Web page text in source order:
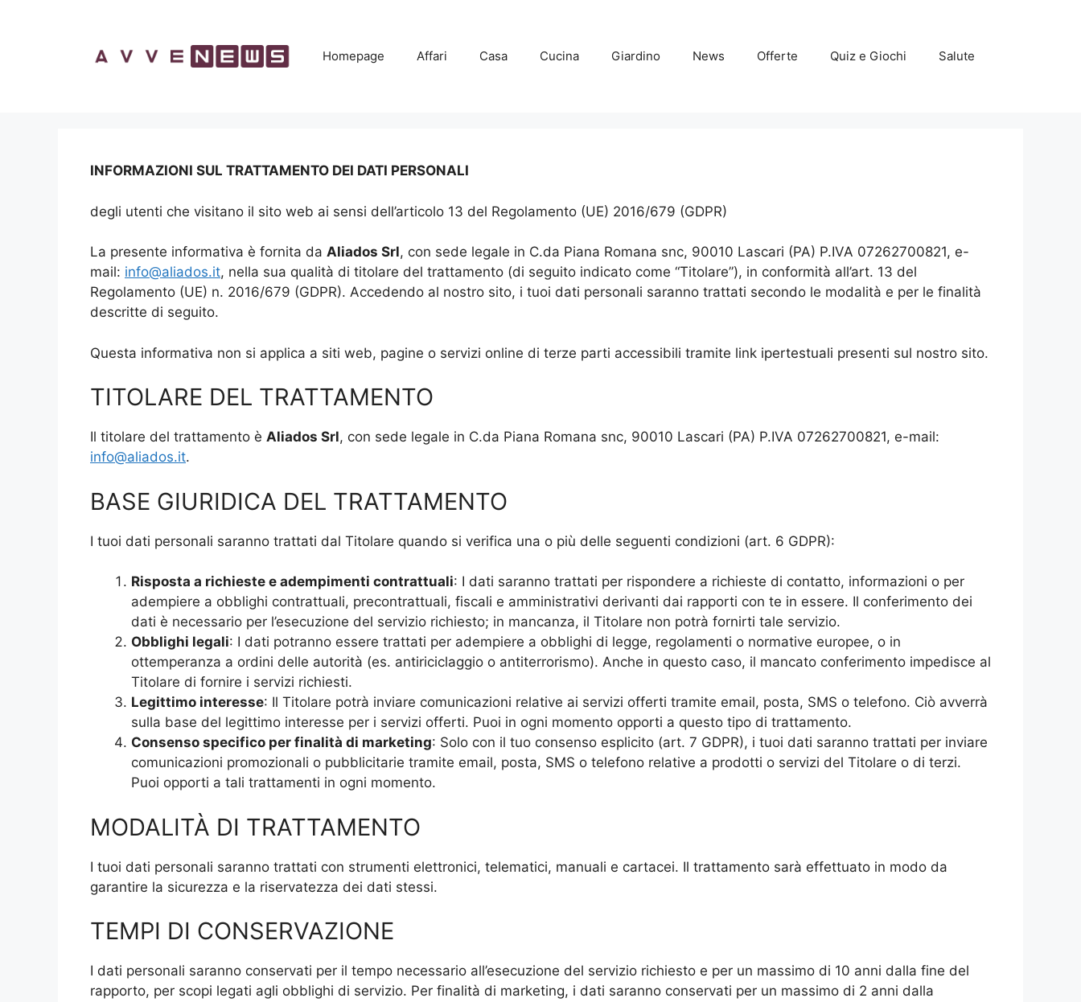
Homepage Affari Casa Cucina Giardino News Offerte Quiz e Giochi Salute
INFORMAZIONI SUL TRATTAMENTO DEI DATI PERSONALI
degli utenti che visitano il sito web ai sensi dell’articolo 13 del Regolamento (UE) 2016/679 (GDPR)
La presente informativa è fornita da Aliados Srl, con sede legale in C.da Piana Romana snc, 90010 Lascari (PA) P.IVA 07262700821, e-
mail: info@aliados.it, nella sua qualità di titolare del trattamento (di seguito indicato come “Titolare”), in conformità all’art. 13 del
Regolamento (UE) n. 2016/679 (GDPR). Accedendo al nostro sito, i tuoi dati personali saranno trattati secondo le modalità e per le finalità
descritte di seguito.
Questa informativa non si applica a siti web, pagine o servizi online di terze parti accessibili tramite link ipertestuali presenti sul nostro sito.
TITOLARE DEL TRATTAMENTO
Il titolare del trattamento è Aliados Srl, con sede legale in C.da Piana Romana snc, 90010 Lascari (PA) P.IVA 07262700821, e-mail:
info@aliados.it.
BASE GIURIDICA DEL TRATTAMENTO
I tuoi dati personali saranno trattati dal Titolare quando si verifica una o più delle seguenti condizioni (art. 6 GDPR):
Risposta a richieste e adempimenti contrattuali: I dati saranno trattati per rispondere a richieste di contatto, informazioni o per
adempiere a obblighi contrattuali, precontrattuali, fiscali e amministrativi derivanti dai rapporti con te in essere. Il conferimento dei
dati è necessario per l’esecuzione del servizio richiesto; in mancanza, il Titolare non potrà fornirti tale servizio.
Obblighi legali: I dati potranno essere trattati per adempiere a obblighi di legge, regolamenti o normative europee, o in
ottemperanza a ordini delle autorità (es. antiriciclaggio o antiterrorismo). Anche in questo caso, il mancato conferimento impedisce al
Titolare di fornire i servizi richiesti.
Legittimo interesse: Il Titolare potrà inviare comunicazioni relative ai servizi offerti tramite email, posta, SMS o telefono. Ciò avverrà
sulla base del legittimo interesse per i servizi offerti. Puoi in ogni momento opporti a questo tipo di trattamento.
Consenso specifico per finalità di marketing: Solo con il tuo consenso esplicito (art. 7 GDPR), i tuoi dati saranno trattati per inviare
comunicazioni promozionali o pubblicitarie tramite email, posta, SMS o telefono relative a prodotti o servizi del Titolare o di terzi.
Puoi opporti a tali trattamenti in ogni momento.
MODALITÀ DI TRATTAMENTO
I tuoi dati personali saranno trattati con strumenti elettronici, telematici, manuali e cartacei. Il trattamento sarà effettuato in modo da
garantire la sicurezza e la riservatezza dei dati stessi.
TEMPI DI CONSERVAZIONE
I dati personali saranno conservati per il tempo necessario all’esecuzione del servizio richiesto e per un massimo di 10 anni dalla fine del
rapporto, per scopi legati agli obblighi di servizio. Per finalità di marketing, i dati saranno conservati per un massimo di 2 anni dalla